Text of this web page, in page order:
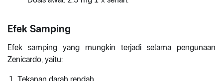
Efek Samping
Efek samping yang mungkin terjadi selama pengunaan
Zenicardo, yaitu: